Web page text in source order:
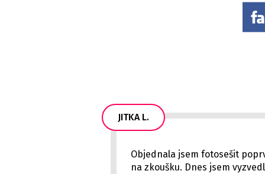
JITKA L.
Objednala jsem fotosešit
na zkoušku. Dnes jsem